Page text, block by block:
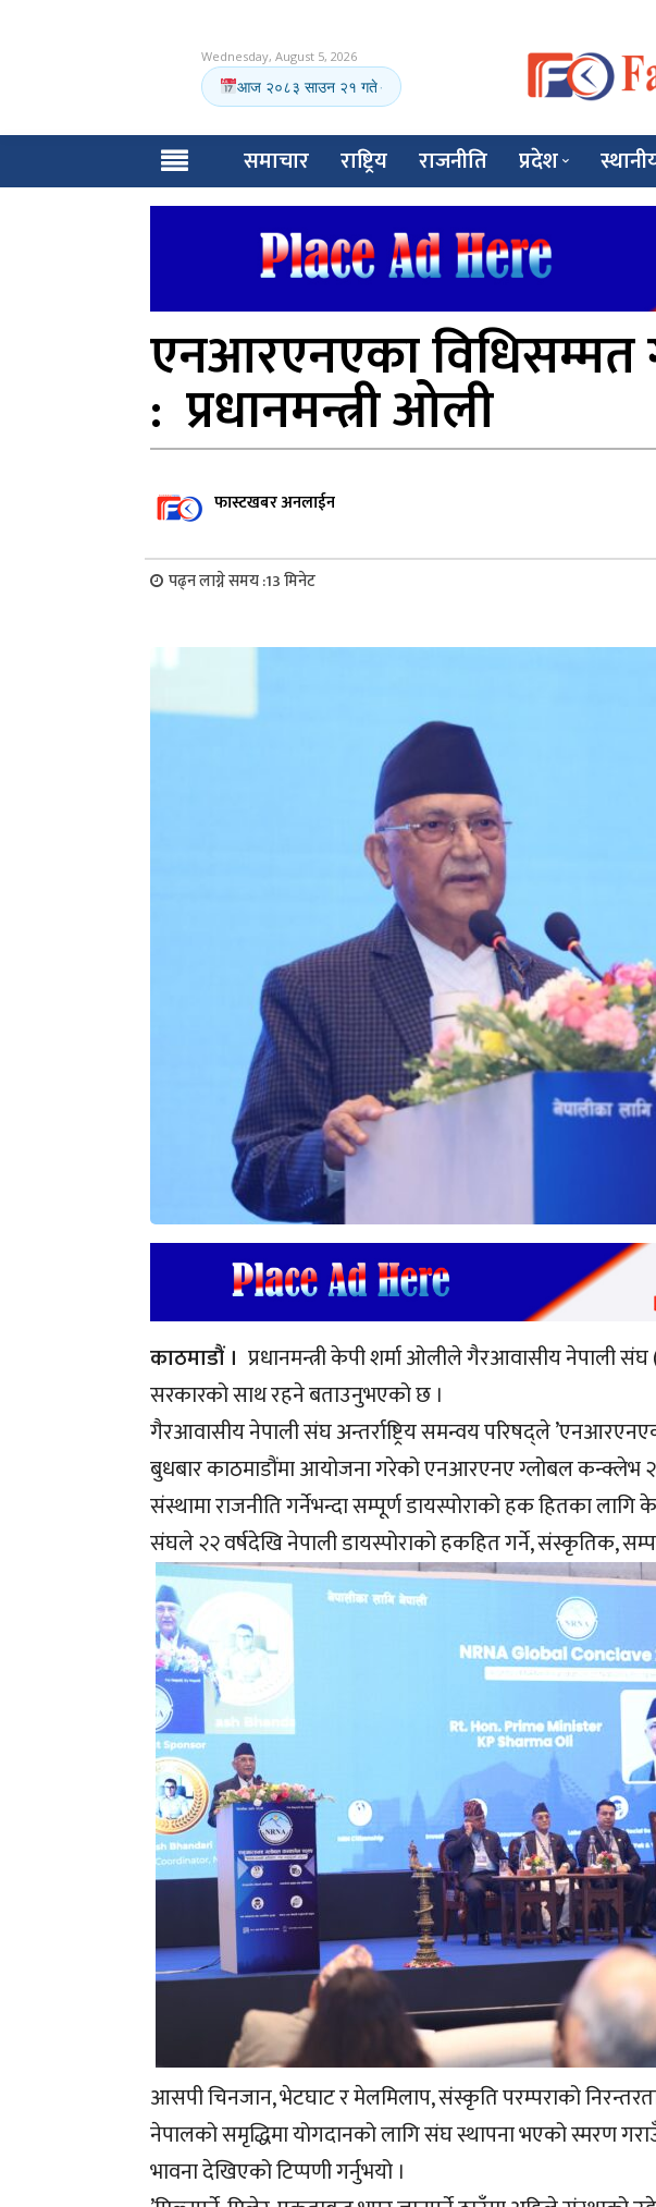
Wednesday, August 5, 2026
आज २०८३ साउन २१ गते ·
समाचार राष्ट्रिय राजनीति प्रदेश
एनआरएनएका विधिसम्मत
: प्रधानमन्त्री ओली
फास्टखबर अनलाईन
पढ्न लाग्ने समय :13मिनेट
काठमाडौं । प्रधानमन्त्री केपी शर्मा ओलीले गैरआवासीय नेपाली
सरकारको साथ रहने बताउनुभएको छ ।
गैरआवासीय नेपाली संघ अन्तर्राष्ट्रिय समन्वय परिषद्ले
बुधबार काठमाडौंमा आयोजना गरेको एनआरएनए ग्लोबल कन्क्लेभ
संस्थामा राजनीति गर्नेभन्दा सम्पूर्ण डायस्पोराको हक हितका लागि
संघले २२ वर्षदेखि नेपाली डायस्पोराको हकहित गर्ने, संस्कृतिक,
आसपी चिनजान, भेटघाट र मेलमिलाप, संस्कृति परम्पराको
नेपालको समृद्धिमा योगदानको लागि संघ स्थापना भएको स्मरण
भावना देखिएको टिप्पणी गर्नुभयो ।